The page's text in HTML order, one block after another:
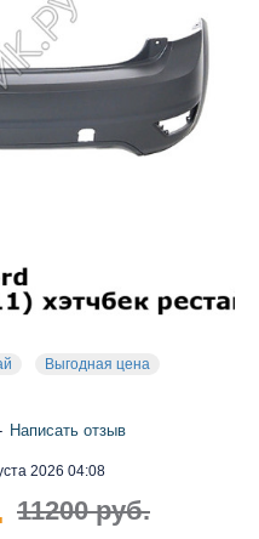
Выгодная цена
2026 04:08
Написать отзыв
11200 руб.